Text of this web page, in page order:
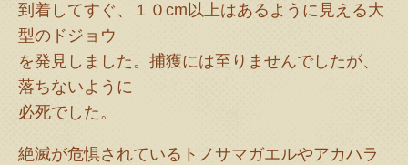
到着してすぐ、１０cm以上はあるように見える大
型のドジョウ
を発見しました。捕獲には至りませんでしたが、
落ちないように
必死でした。
絶滅が危惧されているトノサマガエルやアカハラ